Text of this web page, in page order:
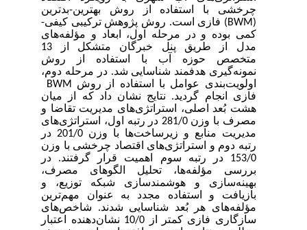
چرخشی با استفاده از روش بهترین-بدترین
BWM) فازی است. روش پژوهش ترکیبی کیفی-
کمی بوده و در مرحله اول، ابعاد و مؤلفه‌های
مدل از طریق پنل خبرگان متشکل از 13
متخصص حوزه آب با استفاده از روش
نمونه‌گیری هدفمند شناسایی شد. در مرحله دوم،
اولویت‌بندی عوامل با استفاده از روش BWM
فازی انجام گردید. نتایج نشان داد که از میان
هشت بُعد اصلی، استراتژی‌های مدیریت تقاضا و
مصرف با وزن 281/0 در رتبه اول، استراتژی‌های
مدیریت منابع و زیرساخت‌ها با وزن 201/0 در
رتبه دوم و استراتژی‌های اقتصاد چرخشی با وزن
153/0 در رتبه سوم اهمیت قرار گرفتند. در
بررسی مؤلفه‌ها، تحلیل الگوهای مصرف،
بهینه‌سازی و هوشمندسازی شبکه توزیع، و
بازیافت و استفاده مجدد به عنوان مهم‌ترین
مؤلفه‌های هر بُعد شناسایی شدند. شاخص‌های
سازگاری فازی کمتر از 10/0 نشان‌دهنده اعتبار